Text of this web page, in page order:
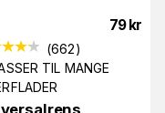
79 kr
(662)
TIL MANGE